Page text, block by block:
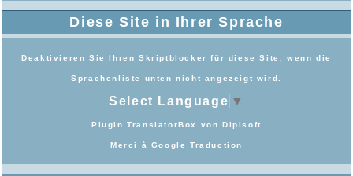
Diese Site in Ihrer Sprache
Deaktivieren Sie Ihren Skriptblocker für diese Site, wenn die
Sprachenliste unten nicht angezeigt wird.
Select Language ▼
Plugin TranslatorBox vonDipisoft
Merci à Google Traduction